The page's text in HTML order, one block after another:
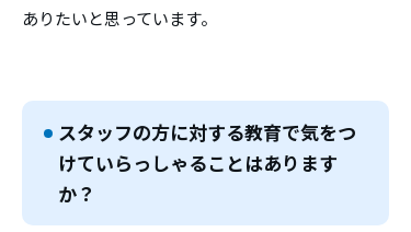
ありたいと思っています。
スタッフの方に対する教育で気をつ
けていらっしゃることはあります
か？